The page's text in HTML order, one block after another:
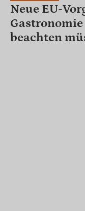
Neue EU-
beachten